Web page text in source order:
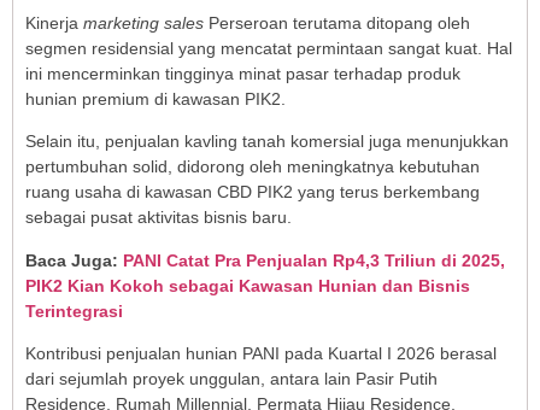
Kinerja marketing sales Perseroan terutama ditopang oleh
segmen residensial yang mencatat permintaan sangat kuat. Hal
ini mencerminkan tingginya minat pasar terhadap produk
hunian premium di kawasan PIK2.
Selain itu, penjualan kavling tanah komersial juga menunjukkan
pertumbuhan solid, didorong oleh meningkatnya kebutuhan
ruang usaha di kawasan CBD PIK2 yang terus berkembang
sebagai pusat aktivitas bisnis baru.
Baca Juga: PANI Catat Pra Penjualan Rp4,3 Triliun di 2025,
PIK2 Kian Kokoh sebagai Kawasan Hunian dan Bisnis
Terintegrasi
Kontribusi penjualan hunian PANI pada Kuartal I 2026 berasal
dari sejumlah proyek unggulan, antara lain Pasir Putih
Residence, Rumah Millennial, Permata Hijau Residence,